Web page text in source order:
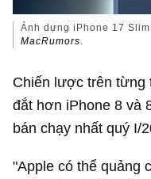
Ảnh dựng iPhone 17
MacRumors.
Chiến lược trên từng
đắt hơn iPhone 8 và
bán chạy nhất quý I/
"Apple có thể quảng